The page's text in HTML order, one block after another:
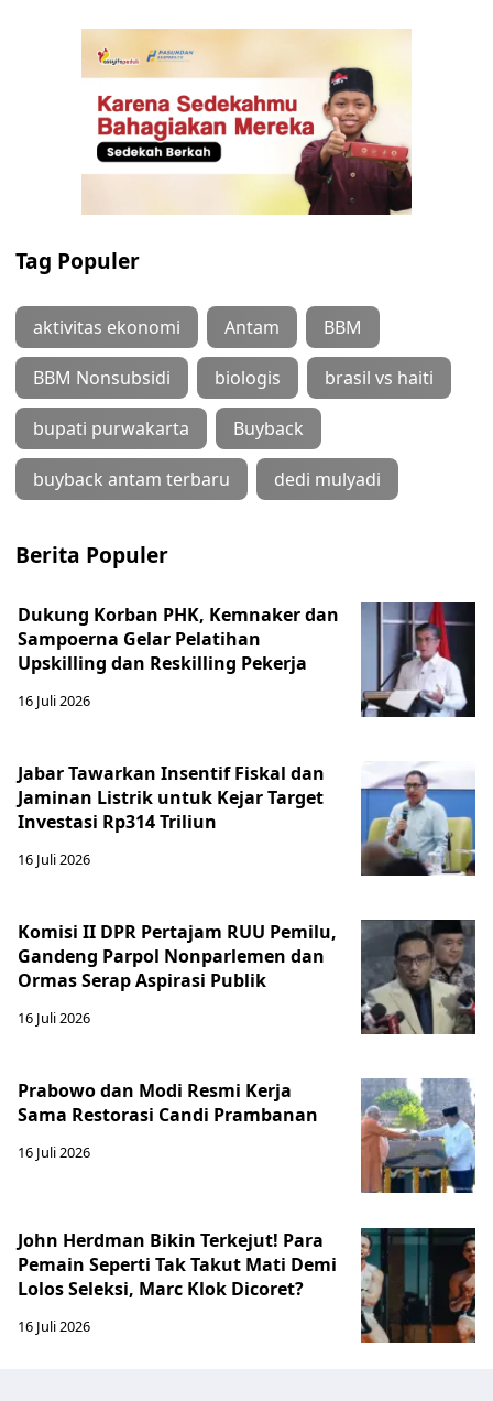
Tag Populer
aktivitas ekonomi Antam BBM
BBM Nonsubsidi biologis brasil vs haiti
bupati purwakarta Buyback
buyback antam terbaru dedi mulyadi
Berita Populer
Dukung Korban PHK, Kemnaker dan
Sampoerna Gelar Pelatihan
Upskilling dan Reskilling Pekerja
16 Juli 2026
Jabar Tawarkan Insentif Fiskal dan
Jaminan Listrik untuk Kejar Target
Investasi Rp314 Triliun
16 Juli 2026
Komisi II DPR Pertajam RUU Pemilu,
Gandeng Parpol Nonparlemen dan
Ormas Serap Aspirasi Publik
16 Juli 2026
Prabowo dan Modi Resmi Kerja
Sama Restorasi Candi Prambanan
16 Juli 2026
John Herdman Bikin Terkejut! Para
Pemain Seperti Tak Takut Mati Demi
Lolos Seleksi, Marc Klok Dicoret?
16 Juli 2026